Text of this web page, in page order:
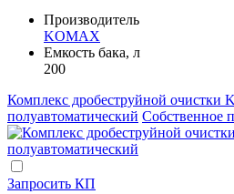
Производитель
KOMAX
Емкость бака, л
200
Комплекс дробеструйной очистки
полуавтоматический Собственное
Запросить КП